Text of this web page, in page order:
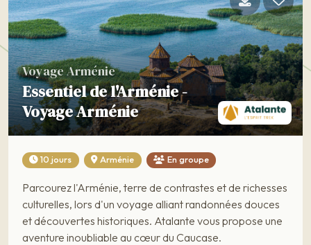
Voyage Arménie
Essentiel de l'Arménie -
Voyage Arménie
10 jours Arménie En groupe
Parcourez l'Arménie, terre de contrastes et de richesses
culturelles, lors d'un voyage alliant randonnées douces
et découvertes historiques. Atalante vous propose une
aventure inoubliable au cœur du Caucase.